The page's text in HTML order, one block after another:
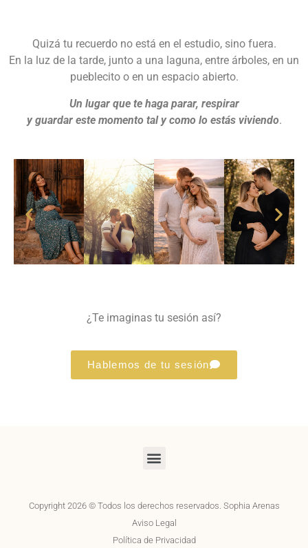
Quizá tu recuerdo no está en el estudio, sino fuera.
En la luz de la tarde, junto a una laguna, entre árboles, en un
pueblecito o en un espacio abierto.
Un lugar que te haga parar, respirar
y guardar este momento tal y como lo estás viviendo.
¿Te imaginas tu sesión así?
Hablemos de tu sesión
Copyright 2026 © Todos los derechos reservados. Sophia Arenas
Aviso Legal
Política de Privacidad